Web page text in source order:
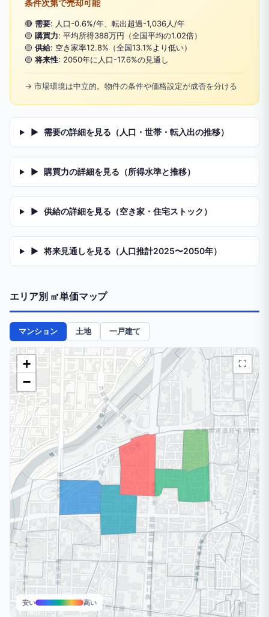
条件次第で売却可能
🔴 需要: 人口-0.6%/年、転出超過-1,036人/年
🟡 購買力: 平均所得388万円（全国平均の1.02倍）
🟡 供給: 空き家率12.8%（全国13.1%より低い）
🟡 将来性: 2050年に人口-17.6%の見通し
→ 市場環境は中立的。物件の条件や価格設定が成否を分ける
▶ 需要の詳細を見る（人口・世帯・転入出の推移）
▶ 購買力の詳細を見る（所得水準と推移）
▶ 供給の詳細を見る（空き家・住宅ストック）
▶ 将来見通しを見る（人口推計2025〜2050年）
エリア別 ㎡単価マップ
マンション 土地 一戸建て
+
−
⛶
安い 高い